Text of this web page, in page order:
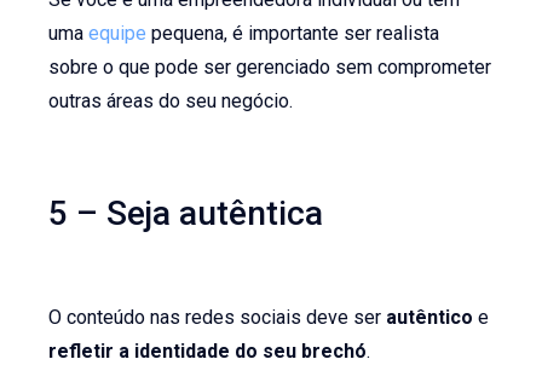
umaequipe pequena, é importante ser realista
sobre o que pode ser gerenciado sem comprometer
outras áreas do seu negócio.
5 – Seja autêntica
O conteúdo nas redes sociais deve ser autênticoe
refletir a identidade do seu brechó.